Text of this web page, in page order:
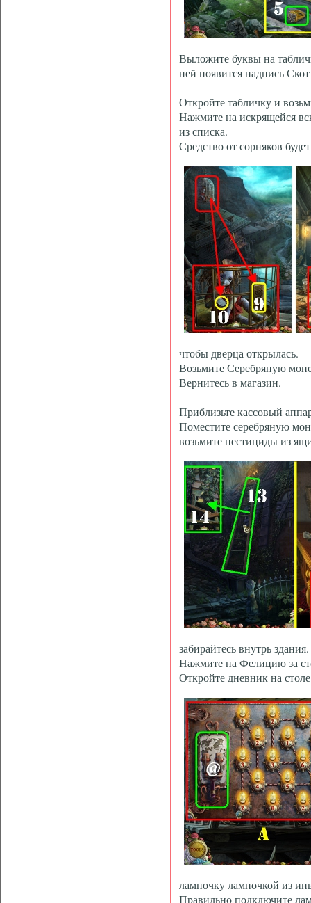
Выложите буквы на
ней появится надпись
Откройте табличку и
Нажмите на искрящейся
из списка.
Средство от сорняков
чтобы дверца открылась.
Возьмите Серебряную
Вернитесь в магазин.
Приблизьте кассовый
Поместите серебряную
возьмите пестициды из
забирайтесь внутрь здания.
Нажмите на Фелицию за
Откройте дневник на
лампочку лампочкой из
Правильно подключите